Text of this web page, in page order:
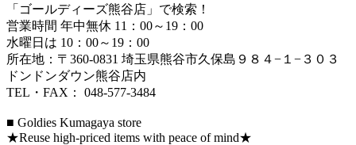
「ゴールディーズ熊谷店」で検索！
営業時間 年中無休 11：00～19：00
水曜日は 10：00～19：00
所在地：〒360-0831 埼玉県熊谷市久保島９８４−１−３０３
ドンドンダウン熊谷店内
TEL・FAX： 048-577-3484​
■ Goldies Kumagaya store
★Reuse high-priced items with peace of mind★